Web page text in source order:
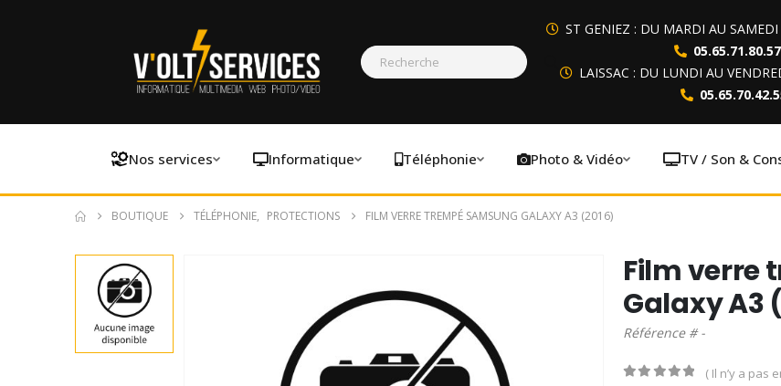
ST GENIEZ : DU MARDI AU
05.65.71.80.57
LAISSAC : DU LUNDI AU
Nos services Informatique Téléphonie Photo & Vidéo TV / Son &
BOUTIQUE TÉLÉPHONIE, PROTECTIONS FILM VERRE TREMPÉ SAMSUNG GALAXY A3 (2016)
Film verre
Galaxy A3
Référence # -
( Il n’y a pas